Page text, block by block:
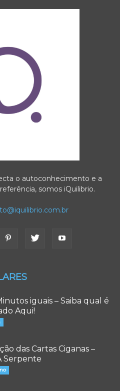
o autoconhecimento e a
somos iQuilibrio.
iguais – Saiba qual é
Aqui!
das Cartas Ciganas –
Serpente